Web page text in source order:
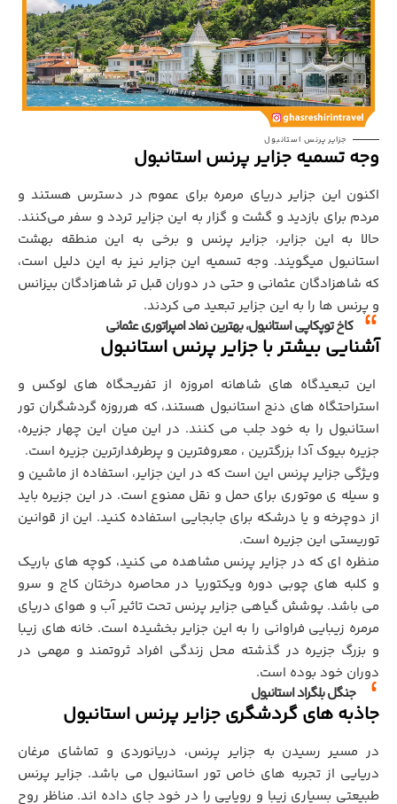
جزایر پرنس استانبول
وجه تسميه جزاير پرنس استانبول
اکنون اين جزاير درياي مرمره براي عموم در دسترس هستند و
مردم برای بازدید و گشت و گزار به این جزایر تردد و سفر می‌کنند.
حالا به این جزایر، جزایر پرنس و برخي به اين منطقه بهشت
استانبول میگویند. وجه تسمیه این جزایر نيز به اين دلیل است،
که شاهزادگان عثمانی و حتی در دوران قبل تر شاهزادگان بیزانس
و پرنس ها را به این جزاير تبعید مي کردند.
کاخ توپکاپی استانبول، بهترین نماد امپراتوری عثمانی
آشنايي بيشتر با جزاير پرنس استانبول
این تبعیدگاه هاي شاهانه امروزه از تفریحگاه های لوکس و
استراحتگاه های دنج استانبول هستند، که هرروزه گردشگران تور
استانبول را به خود جلب می کنند. در این میان اين چهار جزيره،
جزیره بیوک آدا بزرگترین ، معروفترین و پرطرفدارترین جزیره است.
ويژگي جزاير پرنس این است که در اين جزاير، استفاده از ماشین و
و سيله ي موتوري براي حمل و نقل ممنوع است. در این جزیره باید
از دوچرخه و یا درشکه برای جابجایی استفاده کنید. این از قوانین
توریستی این جزیره است.
منظره اي که در جزایر پرنس مشاهده می کنید، کوچه های باریک
و کلبه های چوبی دوره ویکتوریا در محاصره درختان کاج و سرو
می باشد. پوشش گیاهی جزایر پرنس تحت تاثیر آب و هوای دریای
مرمره زیبایی فراوانی را به این جزایر بخشیده است. خانه های زیبا
و بزرگ جزیره در گذشته محل زندگی افراد ثروتمند و مهمی در
دوران خود بوده است.
جنگل بلگراد استانبول
جاذبه های گردشگری جزاير پرنس استانبول
در مسیر رسیدن به جزاير پرنس، دریانوردی و تماشای مرغان
دریایی از تجربه های خاص تور استانبول می باشد. جزاير پرنس
طبيعتي بسياري زيبا و رويايي را در خود جاي داده اند. مناظر روح